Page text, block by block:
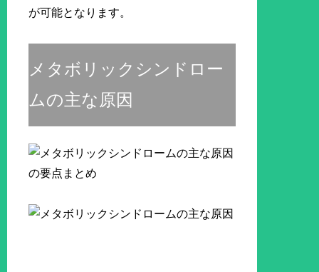
が可能となります。
メタボリックシンドロー
ムの主な原因